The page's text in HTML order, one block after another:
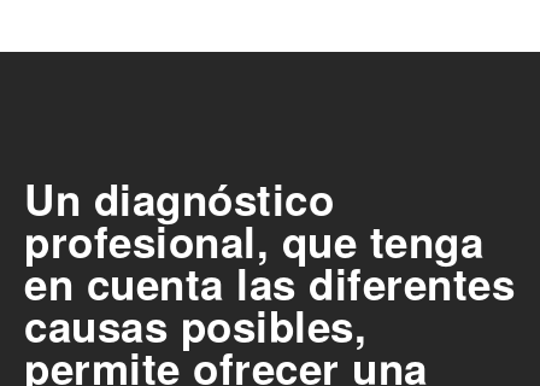
Un diagnóstico
profesional, que tenga
en cuenta las diferentes
causas posibles,
permite ofrecer una